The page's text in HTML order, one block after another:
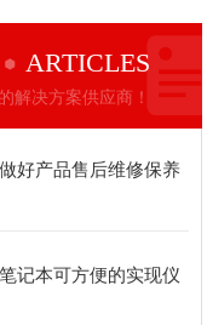
ARTICLES
解决方案供应商！
好产品售后维修保养
记本可方便的实现仪